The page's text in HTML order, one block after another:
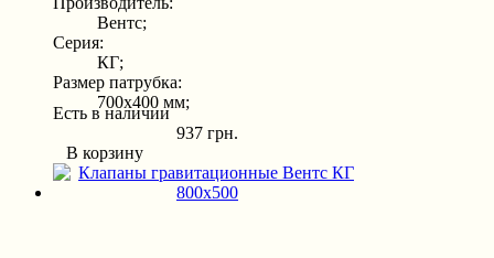
Вентс;
Серия:
КГ;
Размер патрубка:
700x400 мм;
Есть в наличии
937 грн.
В корзину